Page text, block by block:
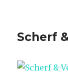
Scherf